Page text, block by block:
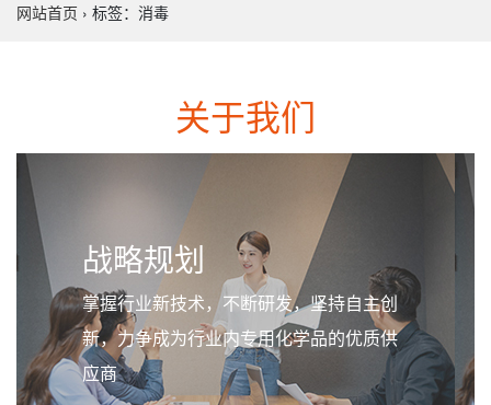
网站首页 › 标签：消毒
关于我们
战略规划
掌握行业新技术，不断研发，坚持自主创
新，力争成为行业内专用化学品的优质供
应商